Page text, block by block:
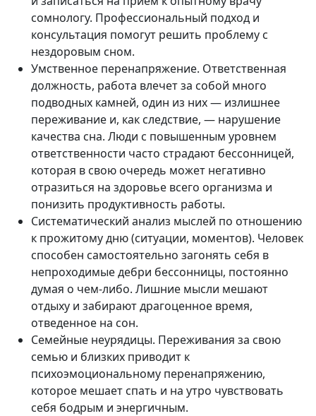
сомнологу. Профессиональный подход и
консультация помогут решить проблему с
нездоровым сном.
Умственное перенапряжение. Ответственная
должность, работа влечет за собой много
подводных камней, один из них — излишнее
переживание и, как следствие, — нарушение
качества сна. Люди с повышенным уровнем
ответственности часто страдают бессонницей,
которая в свою очередь может негативно
отразиться на здоровье всего организма и
понизить продуктивность работы.
Систематический анализ мыслей по отношению
к прожитому дню (ситуации, моментов). Человек
способен самостоятельно загонять себя в
непроходимые дебри бессонницы, постоянно
думая о чем-либо. Лишние мысли мешают
отдыху и забирают драгоценное время,
отведенное на сон.
Семейные неурядицы. Переживания за свою
семью и близких приводит к
психоэмоциональному перенапряжению,
которое мешает спать и на утро чувствовать
себя бодрым и энергичным.